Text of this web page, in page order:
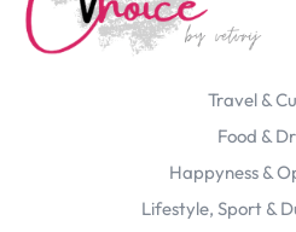
Travel &
Food &
Happyness &
Lifestyle, Sport &